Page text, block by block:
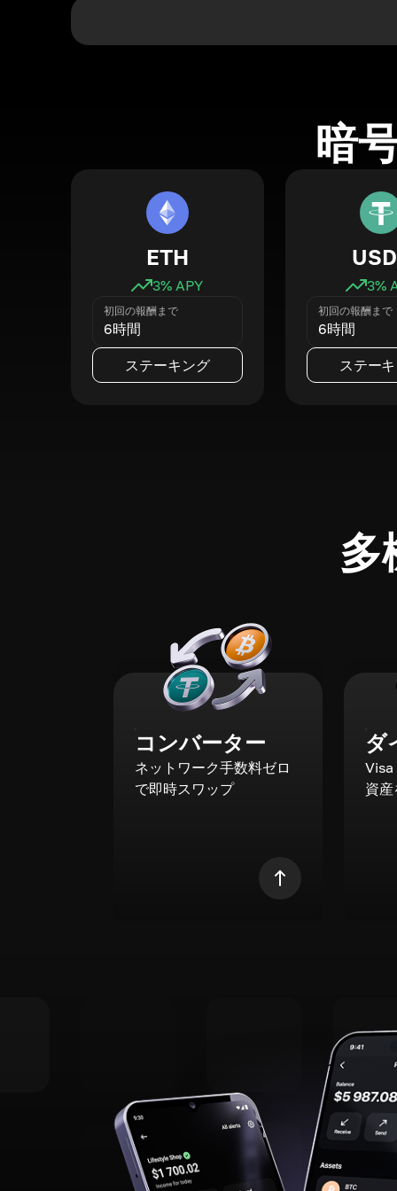
暗
ETH
3% APY
初回の報酬まで
6時間
ステーキング
3%
初回の報酬まで
6時間
ステー
多
コンバーター
ネットワーク手数料ゼロ
で即時スワップ
ダ
資